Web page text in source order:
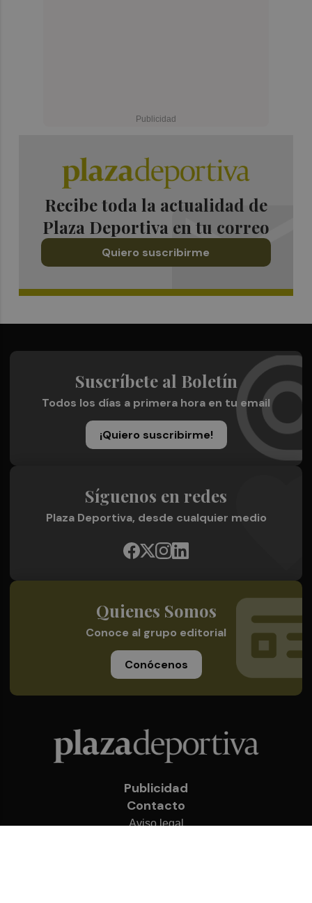
Recibe toda la actualidad de
Plaza Deportiva en tu correo
Quiero suscribirme
Suscríbete al Boletín
Todos los días a primera hora en tu email
¡Quiero suscribirme!
Síguenos en redes
Plaza Deportiva, desde cualquier medio
Quienes Somos
Conoce al grupo editorial
Conócenos
Publicidad
Contacto
Aviso legal